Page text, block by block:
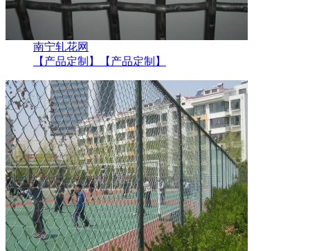
南宁轧花网
【产品定制】
【产品定制】